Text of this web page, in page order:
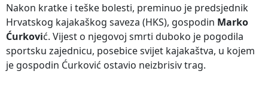
Nakon kratke i teške bolesti, preminuo je predsjednik
Hrvatskog kajakaškog saveza (HKS), gospodin Marko
Ćurković. Vijest o njegovoj smrti duboko je pogodila
sportsku zajednicu, posebice svijet kajakaštva, u kojem
je gospodin Ćurković ostavio neizbrisiv trag.